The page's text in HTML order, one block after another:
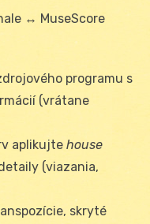
↔ MuseScore
programu s
(vrátane
aplikujte house
(viazania,
skryté